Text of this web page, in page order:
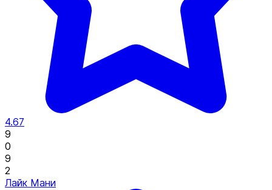
4.67
9
0
9
2
Лайк Мани